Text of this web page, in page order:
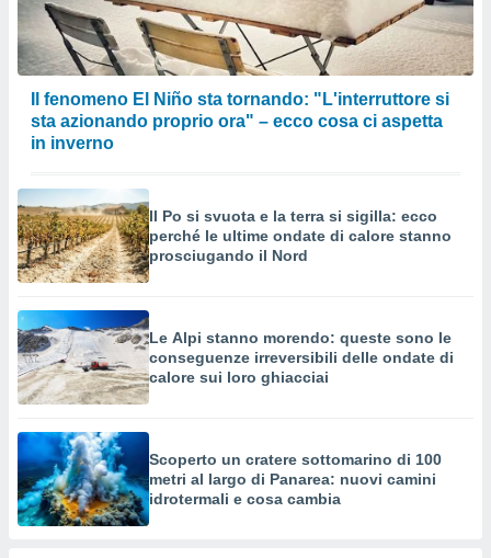
Il fenomeno El Niño sta tornando: "L'interruttore si
sta azionando proprio ora" – ecco cosa ci aspetta
in inverno
Il Po si svuota e la terra si sigilla: ecco
perché le ultime ondate di calore stanno
prosciugando il Nord
Le Alpi stanno morendo: queste sono le
conseguenze irreversibili delle ondate di
calore sui loro ghiacciai
Scoperto un cratere sottomarino di 100
metri al largo di Panarea: nuovi camini
idrotermali e cosa cambia